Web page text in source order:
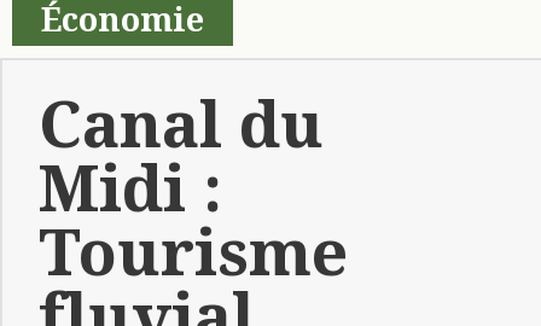
Économie
Canal du
Midi :
Tourisme